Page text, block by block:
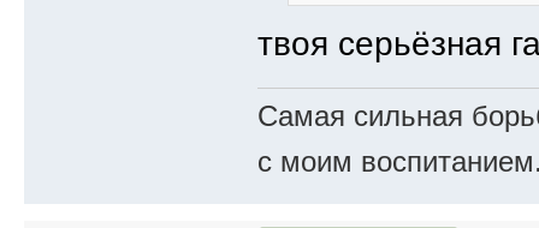
твоя серьёзная
Самая сильная
с моим